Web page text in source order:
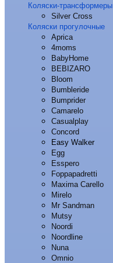
Коляски-трансформеры
Silver Cross
Коляски прогулочные
Aprica
4moms
BabyHome
BEBIZARO
Bloom
Bumbleride
Bumprider
Camarelo
Casualplay
Concord
Easy Walker
Egg
Esspero
Foppapadretti
Maxima Carello
Mirelo
Mr Sandman
Mutsy
Noordi
Noordline
Nuna
Omnio